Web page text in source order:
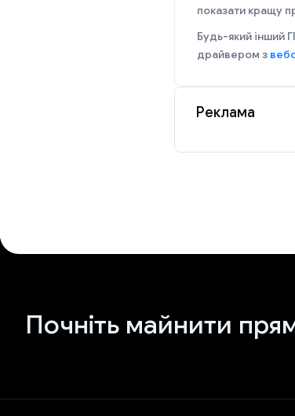
показати кращу
Будь-який інший
драйвером з
Реклама
Почніть майнити